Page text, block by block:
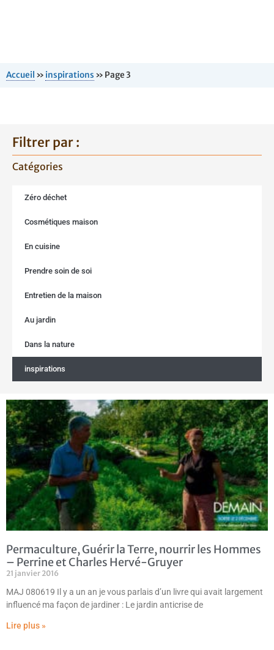
Accueil » inspirations » Page 3
Filtrer par :
Catégories
Zéro déchet
Cosmétiques maison
En cuisine
Prendre soin de soi
Entretien de la maison
Au jardin
Dans la nature
inspirations
Permaculture, Guérir la Terre, nourrir les Hommes
– Perrine et Charles Hervé-Gruyer
21 janvier 2016
MAJ 080619 Il y a un an je vous parlais d’un livre qui avait largement
influencé ma façon de jardiner : Le jardin anticrise de
Lire plus »